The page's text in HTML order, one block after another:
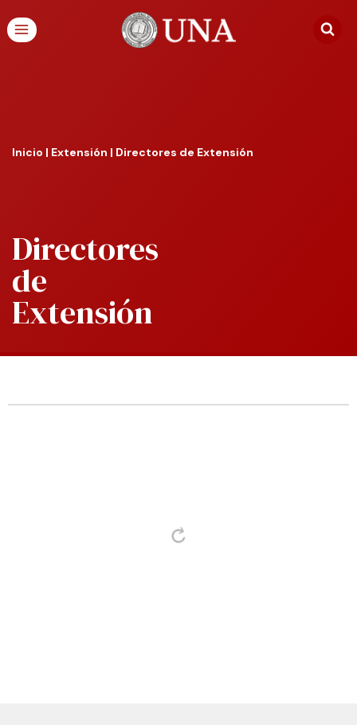
Inicio | Extensión | Directores de Extensión
Directores
de
Extensión